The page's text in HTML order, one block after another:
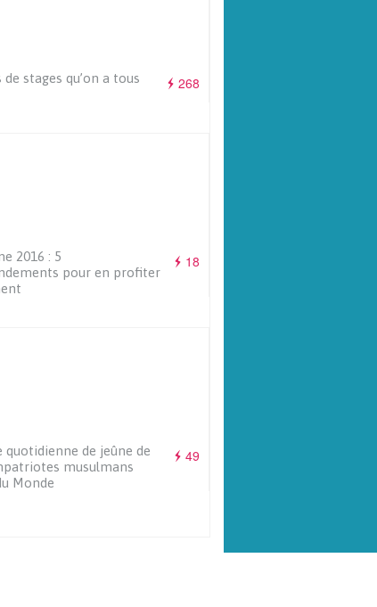
268
de stages qu’on a tous
18
2016 : 5
pour en profiter
49
quotidienne de jeûne de
musulmans
Monde